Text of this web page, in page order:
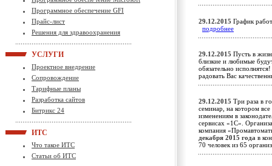
Программное обеспечение GFI
Прайс-лист
Решения для здравоохранения
УСЛУГИ
Проектное внедрение
Сопровождение
Тарифные планы
Разработка сайтов
Битрикс 24
ИТС
Что такое ИТС
Статьи об ИТС
29.12.2015 График
подробнее
29.12.2015 Пусть в
близкие и любимые
обязательно
радовать Вас
29.12.2015 Три раза в
семинар, на котором
изменениям в
сервисах «1С».
компания
декабря 2015 года в
70 человек из 65